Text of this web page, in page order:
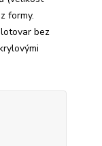
formy.
bez